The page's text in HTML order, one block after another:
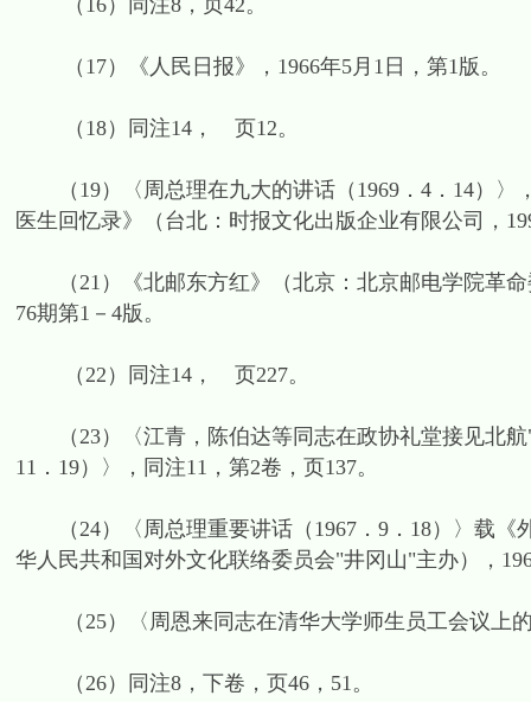
（16）同注8，页42。
（17）《人民日报》，1966年5月1日，第1版。
（18）同注14， 页12。
（19）〈周总理在九大的讲话（1969．4．14）〉
医生回忆录》（台北：时报文化出版企业有限公司，
（21）《北邮东方红》（北京：北京邮电学院革命
76期第1－4版。
（22）同注14， 页227。
（23）〈江青，陈伯达等同志在政协礼堂接见北航
11．19）〉，同注11，第2卷，页137。
（24）〈周总理重要讲话（1967．9．18）〉载《
华人民共和国对外文化联络委员会"井冈山"主办），
（25）〈周恩来同志在清华大学师生员工会议上的
（26）同注8，下卷，页46，51。